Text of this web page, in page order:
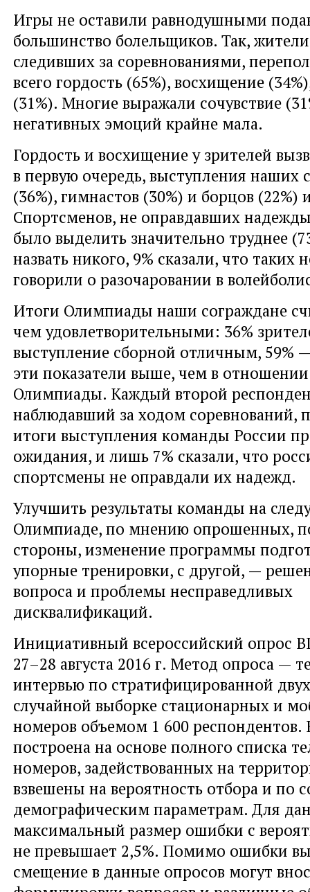
Игры не оставили равнодушными
большинство болельщиков. Так,
следивших за соревнованиями,
всего гордость (65%), восхищение
(31%). Многие выражали сочувствие
негативных эмоций крайне мала.
Гордость и восхищение у зрителей
в первую очередь, выступления наших
(36%), гимнастов (30%) и борцов (22%)
Спортсменов, не оправдавших
было выделить значительно труднее
назвать никого, 9% сказали, что таких
говорили о разочаровании в
Итоги Олимпиады наши сограждане
чем удовлетворительными: 36%
выступление сборной отличным,
эти показатели выше, чем в
Олимпиады. Каждый второй
наблюдавший за ходом соревнований,
итоги выступления команды России
ожидания, и лишь 7% сказали, что
спортсмены не оправдали их надежд.
Улучшить результаты команды на
Олимпиаде, по мнению опрошенных,
стороны, изменение программы
упорные тренировки, с другой, —
вопроса и проблемы несправедливых
дисквалификаций.
Инициативный всероссийский опрос
27–28 августа 2016 г. Метод опроса —
интервью по стратифицированной
случайной выборке стационарных и
номеров объемом 1 600 респондентов.
построена на основе полного списка
номеров, задействованных на
взвешены на вероятность отбора и по
демографическим параметрам. Для
максимальный размер ошибки с
не превышает 2,5%. Помимо ошибки
смещение в данные опросов могут